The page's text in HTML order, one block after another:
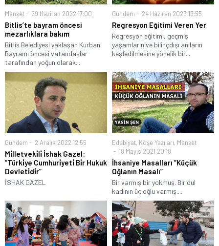
Manşet 29 Haziran 2022 17:00
Bitlis’te bayram öncesi
mezarlıklara bakım
Bitlis Belediyesi yaklaşan Kurban
Bayramı öncesi vatandaşlar
tarafından yoğun olarak...
Gündem 24 Haziran 2023 13:55
Regresyon Eğitimi Veren Yer
Regresyon eğitimi, geçmiş
yaşamların ve bilinçdışı anıların
keşfedilmesine yönelik bir...
Gündem 2 Aralık 2022 12:55
Mi̇lletveki̇li̇ İshak Gazel:
“Türki̇ye Cumhuri̇yeti̇ Bi̇r Hukuk
Devleti̇di̇r”
İSHAK GAZEL
Edebiyat, Köşe Yazıları, Manşet
18 Mayıs 2021 20:18
İhsaniye Masalları ”Küçük
Oğlanın Masalı”
Bir varmış bir yokmuş. Bir dul
kadının üç oğlu varmış....